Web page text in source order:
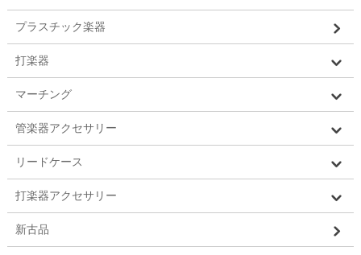
プラスチック楽器
打楽器
マーチング
管楽器アクセサリー
リードケース
打楽器アクセサリー
新古品